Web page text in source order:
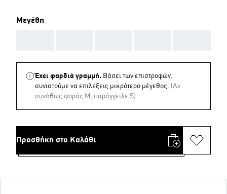
Μεγέθη
Έχει φαρδιά γραμμή. Βάσει των επιστροφών,
συνιστούμε να επιλέξεις μικρότερο μέγεθος. (Aν
συνήθως φοράς M, παράγγειλε S)
Προσθήκη στο Καλάθι